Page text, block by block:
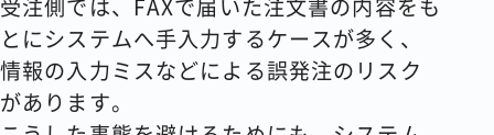
受注側では、FAXで届いた注文書の内容をも
とにシステムへ手入力するケースが多く、
情報の入力ミスなどによる誤発注のリスク
があります。